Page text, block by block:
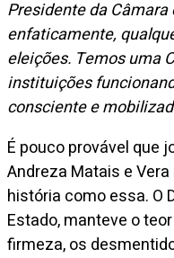
Presidente da
enfaticamente,
eleições. Temos uma
instituições
consciente e
É pouco provável que
Andreza Matais e
história como essa. O
Estado, manteve o
firmeza, os